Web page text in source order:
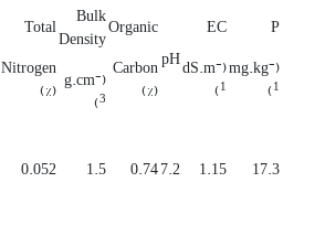
P
(mg.kg
-
1
)
EC
(dS.m
-
1
)
pH
Organic
Carbon
(%)
Bulk
Density
(g.cm
-
3
)
Total
Nitrogen
(%)
17.3
1.15
7.2
0.74
1.5
0.052